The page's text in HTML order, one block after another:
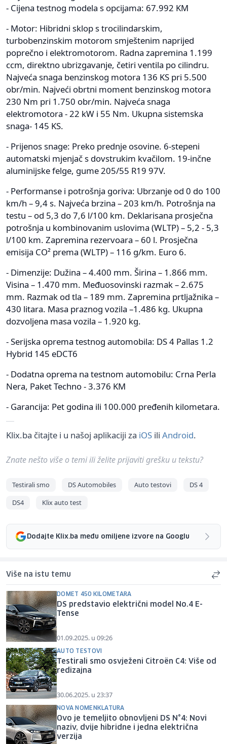
- Cijena testnog modela s opcijama: 67.992 KM
- Motor: Hibridni sklop s trocilindarskim,
turbobenzinskim motorom smještenim naprijed
poprečno i elektromotorom. Radna zapremina 1.199
ccm, direktno ubrizgavanje, četiri ventila po cilindru.
Najveća snaga benzinskog motora 136 KS pri 5.500
obr/min. Najveći obrtni moment benzinskog motora
230 Nm pri 1.750 obr/min. Najveća snaga
elektromotora - 22 kW i 55 Nm. Ukupna sistemska
snaga- 145 KS.
- Prijenos snage: Preko prednje osovine. 6-stepeni
automatski mjenjač s dovstrukim kvačilom. 19-inčne
aluminijske felge, gume 205/55 R19 97V.
- Performanse i potrošnja goriva: Ubrzanje od 0 do 100
km/h – 9,4 s. Najveća brzina – 203 km/h. Potrošnja na
testu – od 5,3 do 7,6 l/100 km. Deklarisana prosječna
potrošnja u kombinovanim uslovima (WLTP) – 5,2 - 5,3
l/100 km. Zapremina rezervoara – 60 l. Prosječna
emisija CO² prema (WLTP) – 116 g/km. Euro 6.
- Dimenzije: Dužina – 4.400 mm. Širina – 1.866 mm.
Visina – 1.470 mm. Međuosovinski razmak – 2.675
mm. Razmak od tla – 189 mm. Zapremina prtljažnika –
430 litara. Masa praznog vozila –1.486 kg. Ukupna
dozvoljena masa vozila – 1.920 kg.
- Serijska oprema testnog automobila: DS 4 Pallas 1.2
Hybrid 145 eDCT6
- Dodatna oprema na testnom automobilu: Crna Perla
Nera, Paket Techno - 3.376 KM
- Garancija: Pet godina ili 100.000 pređenih kilometara.
Klix.ba čitajte i u našoj aplikaciji za iOS ili Android.
Znate nešto više o temi ili želite prijaviti grešku u tekstu?
Testirali smo DS Automobiles Auto testovi
DS 4
DS4
Klix auto test
Dodajte Klix.ba među omiljene izvore na Googlu
Više na istu temu
DOMET 450 KILOMETARA
DS predstavio električni model No.4 E-
Tense
01.09.2025. u 09:26
AUTO TESTOVI
Testirali smo osvježeni Citroën C4: Više od
redizajna
30.06.2025. u 23:37
NOVA NOMENKLATURA
Ovo je temeljito obnovljeni DS N°4: Novi
naziv, dvije hibridne i jedna električna
verzija